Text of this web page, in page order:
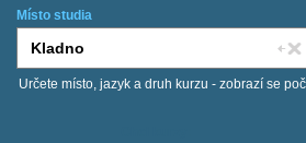
Místo studia
Určete místo, jazyk a druh kurzu - zobrazí se